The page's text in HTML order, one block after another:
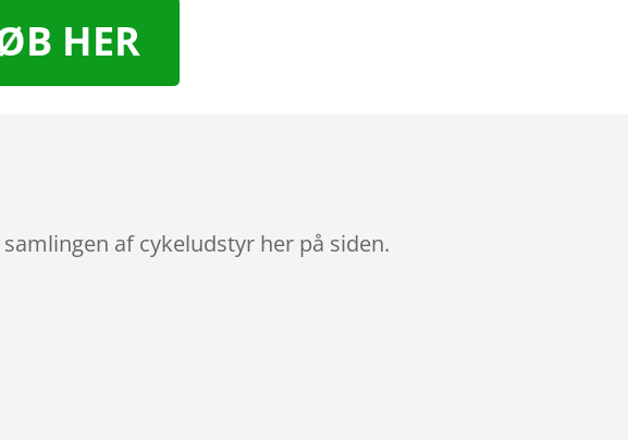
HER
af cykeludstyr her på siden.